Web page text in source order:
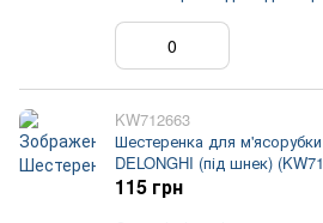
KW712663
Шестеренка для
DELONGHI (під шнек)
115 грн